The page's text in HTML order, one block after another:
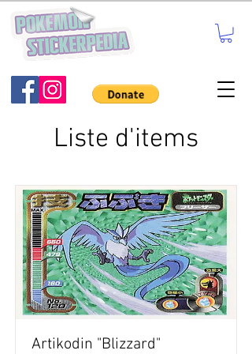
Liste d'items
Artikodin "Blizzard"